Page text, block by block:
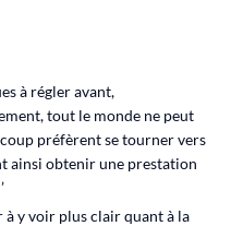
à régler avant,
tout le monde ne peut
préfèrent se tourner vers
ainsi obtenir une prestation
à y voir plus clair quant à la